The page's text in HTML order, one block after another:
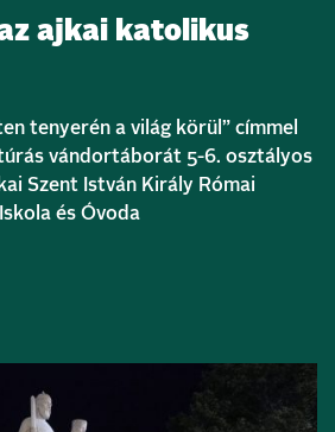
ajkai katolikus
tenyerén a világ körül” címmel
vándortáborát 5-6. osztályos
Szent István Király Római
és Óvoda